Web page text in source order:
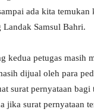
ada kita temukan
Samsul Bahri.
kedua petugas masih
dijual oleh para
surat pernyataan bagi
jika surat pernyataan